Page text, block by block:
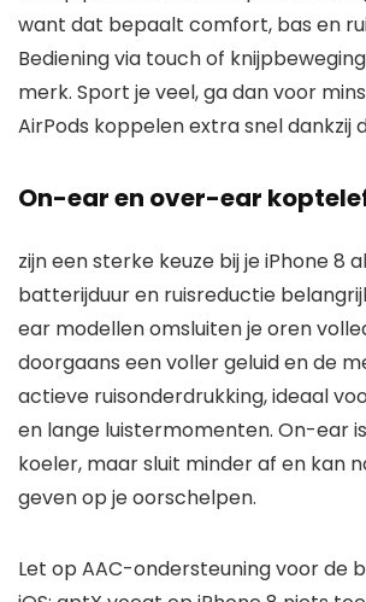
want dat bepaalt comfort, bas en
Bediening via touch of
merk. Sport je veel, ga dan voor
AirPods koppelen extra snel dankzij
On-ear en over-ear
zijn een sterke keuze bij je iPhone 8
batterijduur en ruisreductie
ear modellen omsluiten je oren
doorgaans een voller geluid en de
actieve ruisonderdrukking, ideaal
en lange luistermomenten. On-ear
koeler, maar sluit minder af en kan
geven op je oorschelpen.
Let op AAC-ondersteuning voor de